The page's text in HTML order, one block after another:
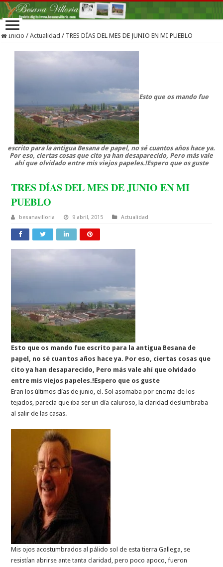
Inicio / Actualidad / TRES DÍAS DEL MES DE JUNIO EN MI PUEBLO
Esto que os mando fue
escrito para la antigua Besana de papel, no sé cuantos años hace ya.
Por eso, ciertas cosas que cito ya han desaparecido, Pero más vale
ahí que olvidado entre mis viejos papeles.!Espero que os guste
TRES DÍAS DEL MES DE JUNIO EN MI
PUEBLO
besanavilloria 9 abril, 2015 Actualidad
Esto que os mando fue escrito para la antigua Besana de
papel, no sé cuantos años hace ya. Por eso, ciertas cosas que
cito ya han desaparecido, Pero más vale ahí que olvidado
entre mis viejos papeles.!Espero que os guste
Eran los últimos días de junio, el. Sol asomaba por encima de los
tejados, parecía que iba ser un día caluroso, la claridad deslumbraba
al salir de las casas.
Mis ojos acostumbrados al pálido sol de esta tierra Gallega, se
resistían abrirse ante tanta claridad, pero poco apoco, fueron